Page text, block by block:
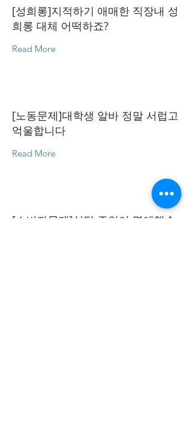
[성희롱]지적하기 애매한 직장내 성
희롱 대체 어떡하죠?
Read More
[노동문제]대학생 알바 정말 서럽고
억울합니다
Read More
[소비자문제]식당 주인이 명예훼손